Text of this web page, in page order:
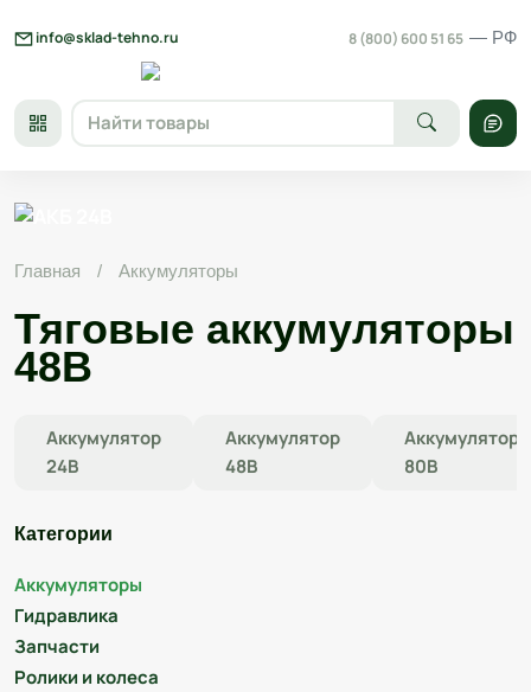
to
info@sklad-tehno.ru 8 (800) 600 51 65 — РФ
Главная / Аккумуляторы
Тяговые аккумуляторы
48В
Аккумулятор
24В
Аккумулятор
48В
Аккумулятор
80В
Категории
Аккумуляторы
Гидравлика
Запчасти
Ролики и колеса